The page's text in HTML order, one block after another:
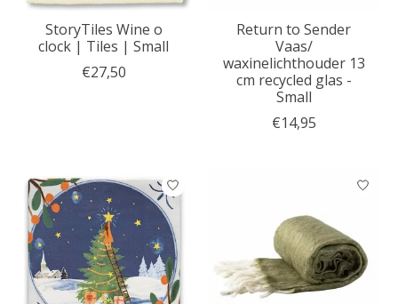
StoryTiles Wine o
clock | Tiles | Small
€27,50
Return to Sender
Vaas/
waxinelichthouder 13
cm recycled glas -
Small
€14,95